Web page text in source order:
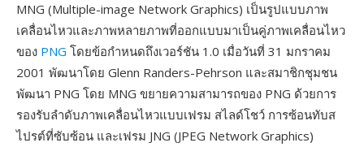
MNG (Multiple-image Network Graphics) เป็นรูปแบบภาพ
เคลื่อนไหวและภาพหลายภาพที่ออกแบบมาเป็นคู่ภาพเคลื่อนไหว
ของ PNG โดยข้อกำหนดถึงเวอร์ชัน 1.0 เมื่อวันที่ 31 มกราคม
2001 พัฒนาโดย Glenn Randers-Pehrson และสมาชิกชุมชน
พัฒนา PNG โดย MNG ขยายความสามารถของ PNG ด้วยการ
รองรับลำดับภาพเคลื่อนไหวแบบเฟรม สไลด์โชว์ การซ้อนทับส
ไปรต์ที่ซับซ้อน และเฟรม JNG (JPEG Network Graphics)